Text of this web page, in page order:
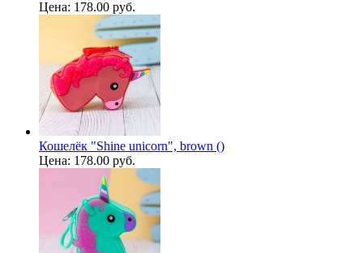
Цена: 178.00 руб.
Кошелёк "Shine unicorn", brown ()
Цена: 178.00 руб.